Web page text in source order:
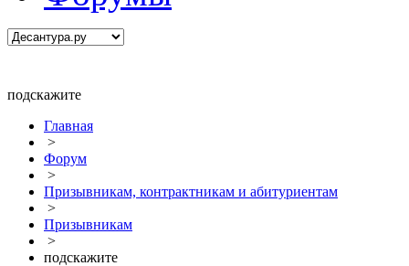
подскажите
Главная
>
Форум
>
Призывникам, контрактникам и абитуриентам
>
Призывникам
>
подскажите